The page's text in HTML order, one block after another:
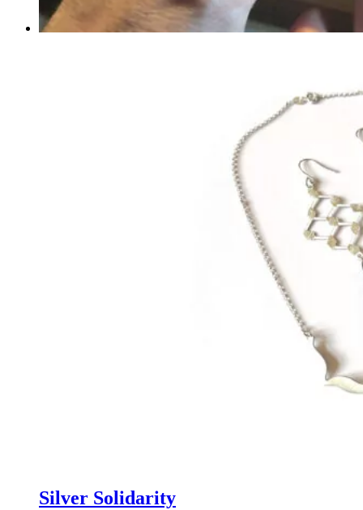
Silver Solidarity